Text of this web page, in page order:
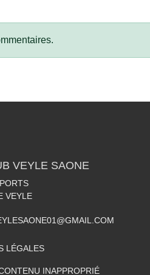
VEYLE SAONE
VEYLE
LÉGALES
INAPPROPRIÉ